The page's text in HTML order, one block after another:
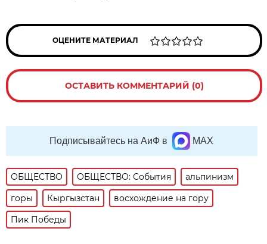
ОЦЕНИТЕ МАТЕРИАЛ
ОСТАВИТЬ КОММЕНТАРИЙ (0)
Подписывайтесь на АиФ в MAX
ОБЩЕСТВО ОБЩЕСТВО: События
альпинизм
горы
Кыргызстан
восхождение на гору
Пик Победы